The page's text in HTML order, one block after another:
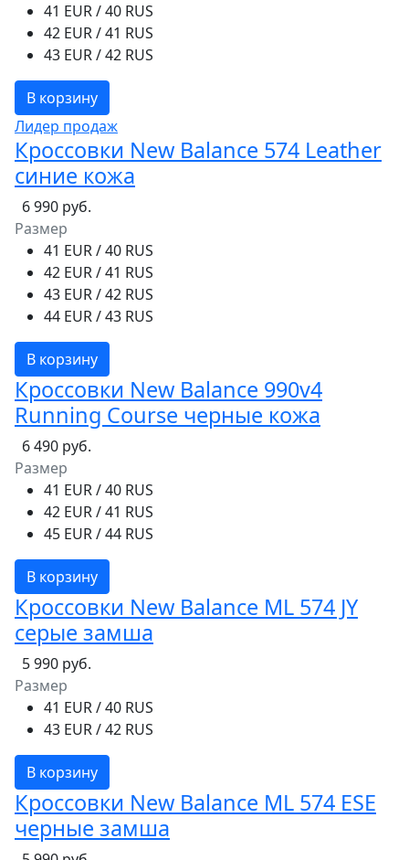
41 EUR / 40 RUS
42 EUR / 41 RUS
43 EUR / 42 RUS
В корзину
Лидер продаж
Кроссовки New Balance 574 Leather
синие кожа
6 990 руб.
Размер
41 EUR / 40 RUS
42 EUR / 41 RUS
43 EUR / 42 RUS
44 EUR / 43 RUS
В корзину
Кроссовки New Balance 990v4
Running Course черные кожа
6 490 руб.
Размер
41 EUR / 40 RUS
42 EUR / 41 RUS
45 EUR / 44 RUS
В корзину
Кроссовки New Balance ML 574 JY
серые замша
5 990 руб.
Размер
41 EUR / 40 RUS
43 EUR / 42 RUS
В корзину
Кроссовки New Balance ML 574 ESE
черные замша